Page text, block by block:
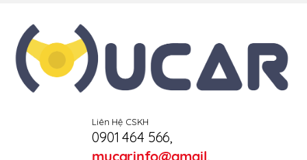
Liên Hệ CSKH
0901 464 566
mucarinfo@gmail.